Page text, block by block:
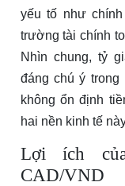
yếu tố như
trường tài chính
Nhìn chung, tỷ
đáng chú ý
không ổn định
hai nền kinh tế
Lợi ích
CAD/VND